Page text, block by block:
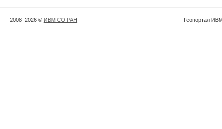
2008–2026 © ИВМ СО РАН Геопортал